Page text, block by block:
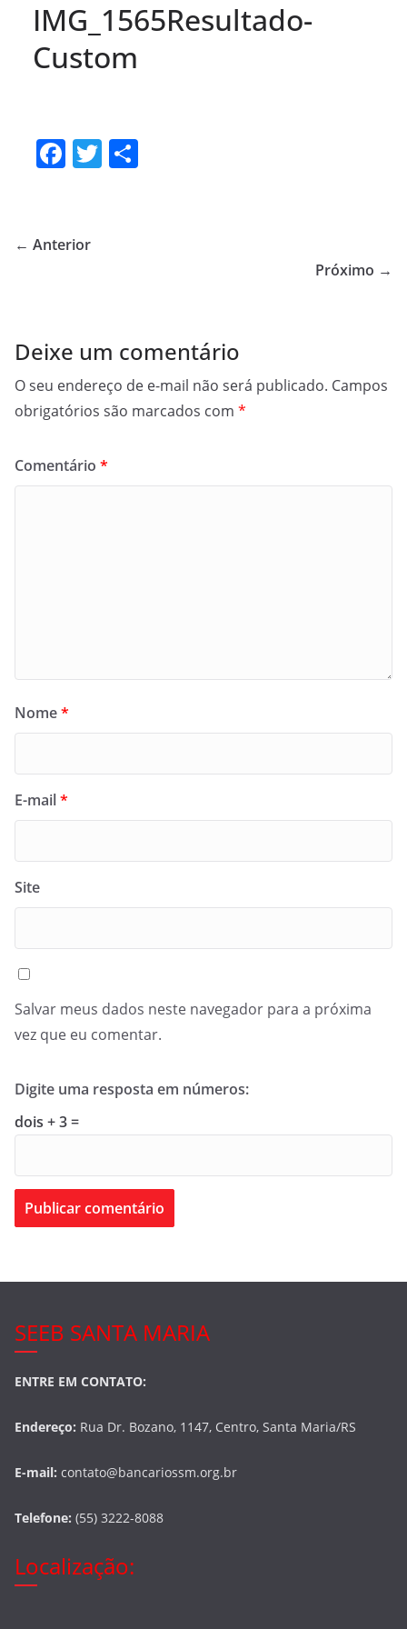
IMG_1565Resultado-
Custom
F
e
k
T
← Anterior
Próximo →
Deixe um comentário
O seu endereço de e-mail não será publicado. Campos
obrigatórios são marcados com *
Comentário *
Nome*
E-mail*
Site
Salvar meus dados neste navegador para a próxima
vez que eu comentar.
Digite uma resposta em números:
dois + 3 =
SEEB SANTA MARIA
ENTRE EM CONTATO:
Endereço: Rua Dr. Bozano, 1147, Centro, Santa Maria/RS
E-mail: contato@bancariossm.org.br
Telefone: (55) 3222-8088
Localização: